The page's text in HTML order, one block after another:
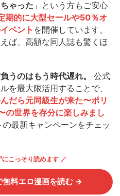
ゃった 」という方もご安心
期的に大型セールや50％オ
ベント を開催しています。
ば、高額な同人誌も驚くほ
うのはもう時代遅れ。
公式
を最大限活用することで、
だら元同級生が来た〜ポリ
の世界を存分に楽しみまし
の最新キャンペーンをチェッ
こっそり読めます ／
無料エロ漫画を読む →